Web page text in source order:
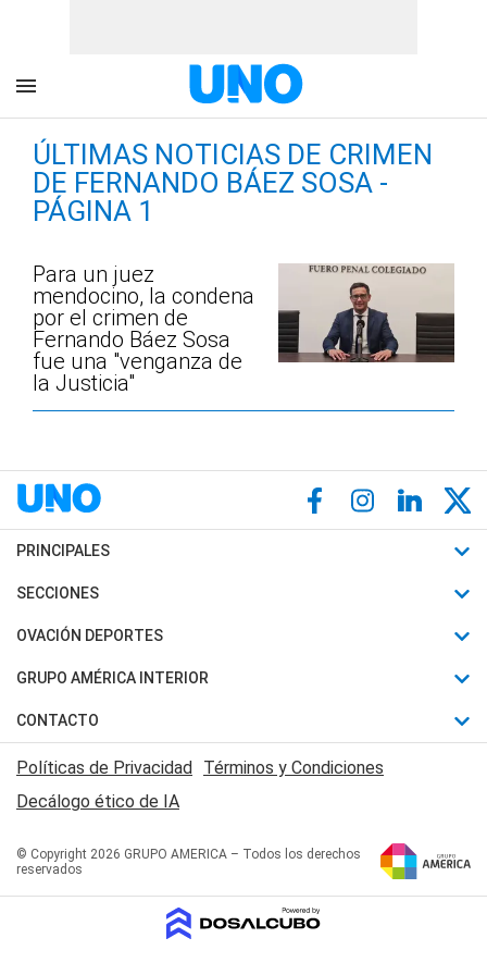
ÚLTIMAS NOTICIAS DE CRIMEN
DE FERNANDO BÁEZ SOSA -
PÁGINA 1
Para un juez
mendocino, la condena
por el crimen de
Fernando Báez Sosa
fue una "venganza de
la Justicia"
PRINCIPALES
Últimas Noticias
Política
Judiciales
Economia
SECCIONES
Horóscopo
Motores
Trucos caseros
Series y Películas
Edictos y Solicitadas
OVACIÓN DEPORTES
Fútbol
Mundial
Automovilismo
Rugby
Básquet
GRUPO AMÉRICA INTERIOR
Canal 7 en Vivo
San Juan 8
CONTACTO
Acerca de Nosotros
Contactanos
Políticas de Privacidad Términos y Condiciones
Decálogo ético de IA
© Copyright 2026 GRUPO AMERICA – Todos los derechos
reservados